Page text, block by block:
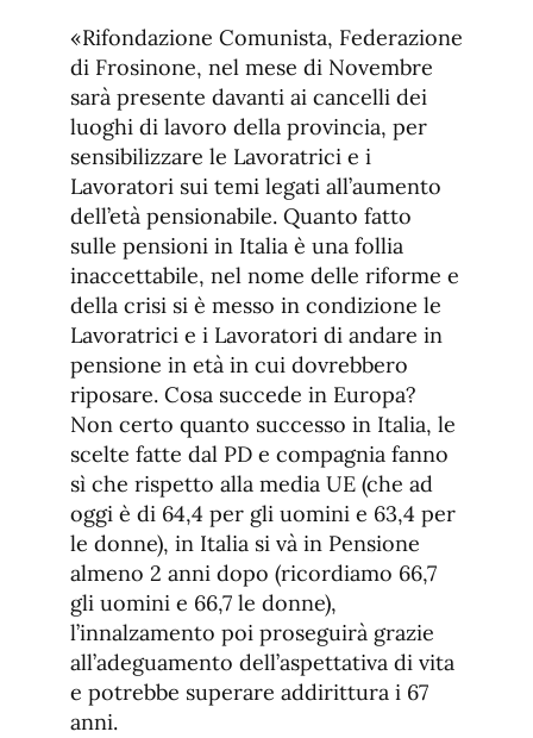
de
fuente
de
fuente.
«Rifondazione Comunista, Federazione
di Frosinone, nel mese di Novembre
sarà presente davanti ai cancelli dei
luoghi di lavoro della provincia, per
sensibilizzare le Lavoratrici e i
Lavoratori sui temi legati all’aumento
dell’età pensionabile. Quanto fatto
sulle pensioni in Italia è una follia
inaccettabile, nel nome delle riforme e
della crisi si è messo in condizione le
Lavoratrici e i Lavoratori di andare in
pensione in età in cui dovrebbero
riposare. Cosa succede in Europa?
Non certo quanto successo in Italia, le
scelte fatte dal PD e compagnia fanno
sì che rispetto alla media UE (che ad
oggi è di 64,4 per gli uomini e 63,4 per
le donne), in Italia si và in Pensione
almeno 2 anni dopo (ricordiamo 66,7
gli uomini e 66,7 le donne),
l’innalzamento poi proseguirà grazie
all’adeguamento dell’aspettativa di vita
e potrebbe superare addirittura i 67
anni.